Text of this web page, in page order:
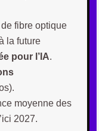
fibre optique
la future
pour l’IA.
moyenne des
2027.